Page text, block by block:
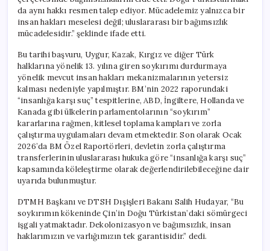
da aynı hakkı resmen talep ediyor. Mücadelemiz yalnızca bir
insan hakları meselesi değil; uluslararası bir bağımsızlık
mücadelesidir.” şeklinde ifade etti.
Bu tarihi başvuru, Uygur, Kazak, Kırgız ve diğer Türk
halklarına yönelik 13. yılına giren soykırımı durdurmaya
yönelik mevcut insan hakları mekanizmalarının yetersiz
kalması nedeniyle yapılmıştır. BM’nin 2022 raporundaki
“insanlığa karşı suç” tespitlerine, ABD, İngiltere, Hollanda ve
Kanada gibi ülkelerin parlamentolarının “soykırım”
kararlarına rağmen, kitlesel toplama kampları ve zorla
çalıştırma uygulamaları devam etmektedir. Son olarak Ocak
2026’da BM Özel Raportörleri, devletin zorla çalıştırma
transferlerinin uluslararası hukuka göre “insanlığa karşı suç”
kapsamında köleleştirme olarak değerlendirilebileceğine dair
uyarıda bulunmuştur.
DTMH Başkanı ve DTSH Dışişleri Bakanı Salih Hudayar, “Bu
soykırımın kökeninde Çin’in Doğu Türkistan’daki sömürgeci
işgali yatmaktadır. Dekolonizasyon ve bağımsızlık, insan
haklarımızın ve varlığımızın tek garantisidir.” dedi.